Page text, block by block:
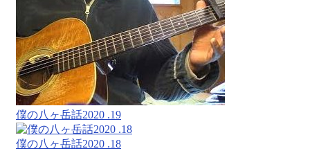
僕の八ヶ岳話2020 .19
僕の八ヶ岳話2020 .18